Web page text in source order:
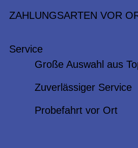
ZAHLUNGSARTEN VOR
Service
Große Auswahl aus
Zuverlässiger Service
Probefahrt vor Ort